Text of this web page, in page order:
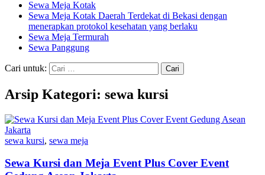
Sewa Meja Kotak
Sewa Meja Kotak Daerah Terdekat di Bekasi dengan
menerapkan protokol kesehatan yang berlaku
Sewa Meja Termurah
Sewa Panggung
Cari untuk:
Arsip Kategori: sewa kursi
sewa kursi, sewa meja
Sewa Kursi dan Meja Event Plus Cover Event